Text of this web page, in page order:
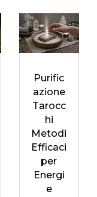
Purific
azione
Tarocc
hi
Metodi
Efficaci
per
Energi
e